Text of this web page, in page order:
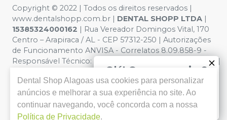
Olá! Quer negociar?
Clique aqui para falar conosco
Enviar mensagem
Copyright © 2022 | Todos os direitos reservados |
www.dentalshopp.com.br | DENTAL SHOPP LTDA |
15385324000162 | Rua Vereador Domingos Vital, 170
Centro – Arapiraca / AL - CEP 57312-250 | Autorizações
de Funcionamento ANVISA - Correlatos 8.09.858-9 -
Responsável Técnico:
IRAN BARBOSA VITAL - CRF 1616 |
ilustrativas - Os preços e condições da loja virtual estão
sujeitos a alterações. Em caso de divergência de preços
no site, o valor válido é o do Carrinho de Compra. Não
vendemos por atacado, por isso nos reservamos o
Dental Shop Alagoas usa cookies para personalizar
anúncios e melhorar a sua experiência no site. Ao
continuar navegando, você concorda com a nossa
Política de Privacidade.